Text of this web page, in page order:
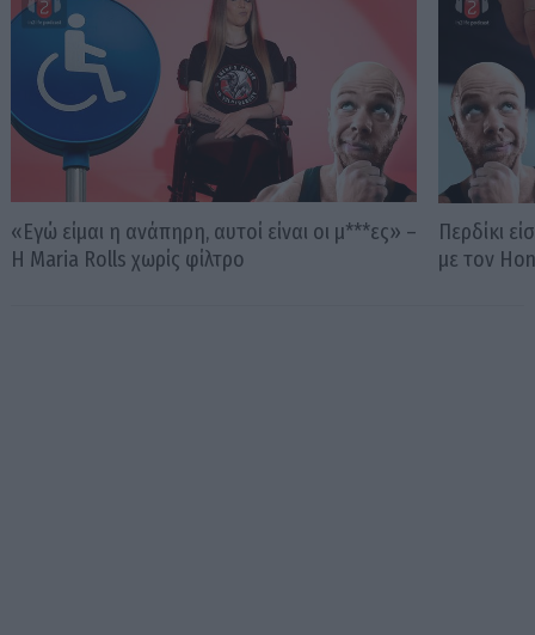
«Εγώ είμαι η ανάπηρη, αυτοί είναι οι μ***ες» –
Η Maria Rolls χωρίς φίλτρο
Περδίκι
με τον